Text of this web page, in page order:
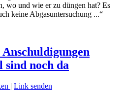
wo und wie er zu düngen hat? Es
keine Abgasuntersuchung ...“
noch da
| Link senden